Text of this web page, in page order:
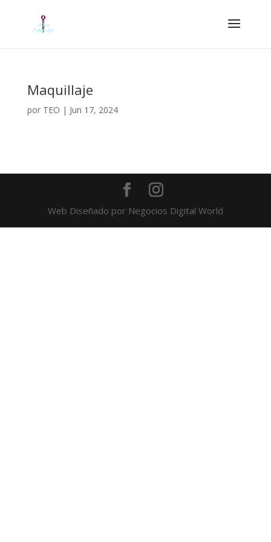
Maquillaje
por TEO | Jun 17, 2024
Web Diseñado por Negocios Digital World